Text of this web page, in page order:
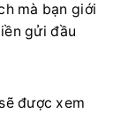
mà bạn giới
gửi đầu
được xem